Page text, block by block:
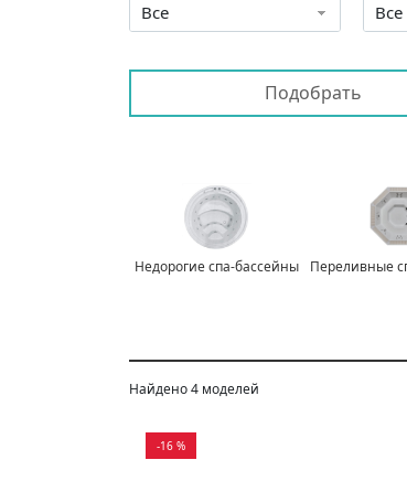
Все
Все
Недорогие спа-бассейны Переливные
Найдено 4 моделей
-16 %